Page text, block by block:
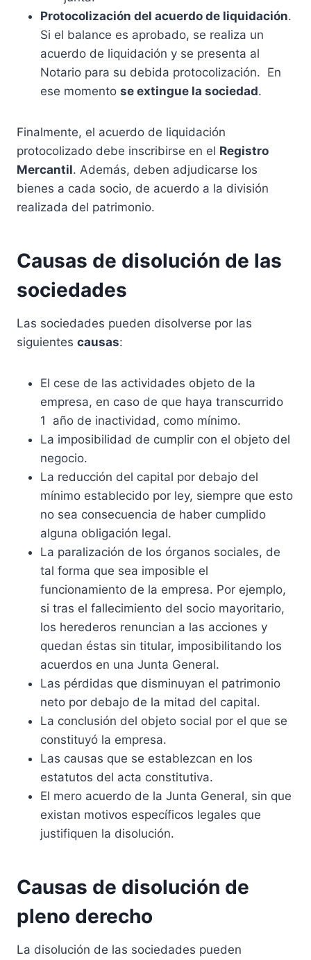
Protocolización del acuerdo de liquidación.
Si el balance es aprobado, se realiza un
acuerdo de liquidación y se presenta al
Notario para su debida protocolización. En
ese momento se extingue la sociedad.
Finalmente, el acuerdo de liquidación
protocolizado debe inscribirse en el Registro
Mercantil. Además, deben adjudicarse los
bienes a cada socio, de acuerdo a la división
realizada del patrimonio.
Causas de disolución de las
sociedades
Las sociedades pueden disolverse por las
siguientes causas:
El cese de las actividades objeto de la
empresa, en caso de que haya transcurrido
1 año de inactividad, como mínimo.
La imposibilidad de cumplir con el objeto del
negocio.
La reducción del capital por debajo del
mínimo establecido por ley, siempre que esto
no sea consecuencia de haber cumplido
alguna obligación legal.
La paralización de los órganos sociales, de
tal forma que sea imposible el
funcionamiento de la empresa. Por ejemplo,
si tras el fallecimiento del socio mayoritario,
los herederos renuncian a las acciones y
quedan éstas sin titular, imposibilitando los
acuerdos en una Junta General.
Las pérdidas que disminuyan el patrimonio
neto por debajo de la mitad del capital.
La conclusión del objeto social por el que se
constituyó la empresa.
Las causas que se establezcan en los
estatutos del acta constitutiva.
El mero acuerdo de la Junta General, sin que
existan motivos específicos legales que
justifiquen la disolución.
Causas de disolución de
pleno derecho
La disolución de las sociedades pueden